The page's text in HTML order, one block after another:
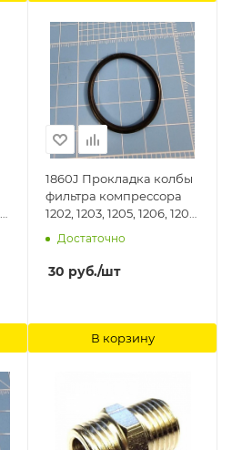
1860J Прокладка колбы
фильтра компрессора
1202, 1203, 1205, 1206, 1208,
1222, 1223, 1225, 1226, 1228
Jas
Достаточно
30 руб./шт
В корзину